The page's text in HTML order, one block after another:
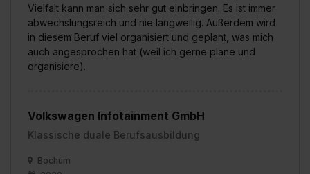
Vielfalt kann man sich sehr gut einbringen. Es ist immer
abwechslungsreich und nie langweilig. Außerdem wird
in diesem Beruf viel organisiert und geplant, was mich
auch angesprochen hat (weil ich gerne plane und
organisiere).
Volkswagen Infotainment GmbH
Klassische duale Berufsausbildung
Bochum